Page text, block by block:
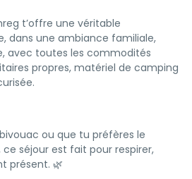
t’offre une véritable
dans une ambiance familiale,
avec toutes les commodités
propres, matériel de camping
ou que tu préfères le
séjour est fait pour respirer,
présent. 🌿